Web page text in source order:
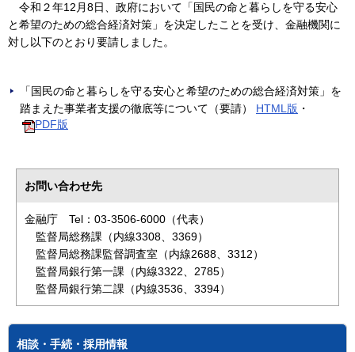
令和２年12月8日、政府において「国民の命と暮らしを守る安心
と希望のための総合経済対策」を決定したことを受け、金融機関に
対し以下のとおり要請しました。
「国民の命と暮らしを守る安心と希望のための総合経済対策」を
踏まえた事業者支援の徹底等について（要請） HTML版 ・
PDF版
お問い合わせ先
金融庁 Tel：03-3506-6000（代表）
監督局総務課（内線3308、3369）
監督局総務課監督調査室（内線2688、3312）
監督局銀行第一課（内線3322、2785）
監督局銀行第二課（内線3536、3394）
相談・手続・採用情報